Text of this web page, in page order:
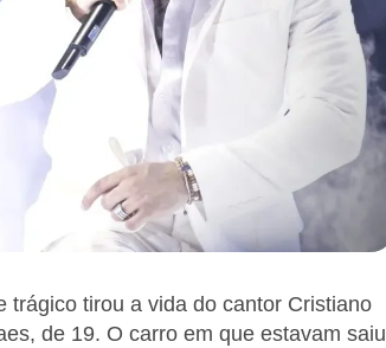
trágico tirou a vida do cantor Cristiano
de 19. O carro em que estavam saiu